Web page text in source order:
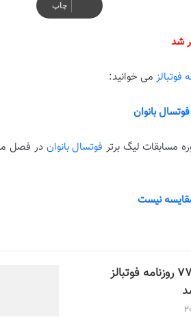
چاپ
فوتبالز می خوانید:
بانوان
مسابقات لیگ برتر فوتسال بانوان
مقایسه نیست
شماره 772 روزنامه فوتبالز